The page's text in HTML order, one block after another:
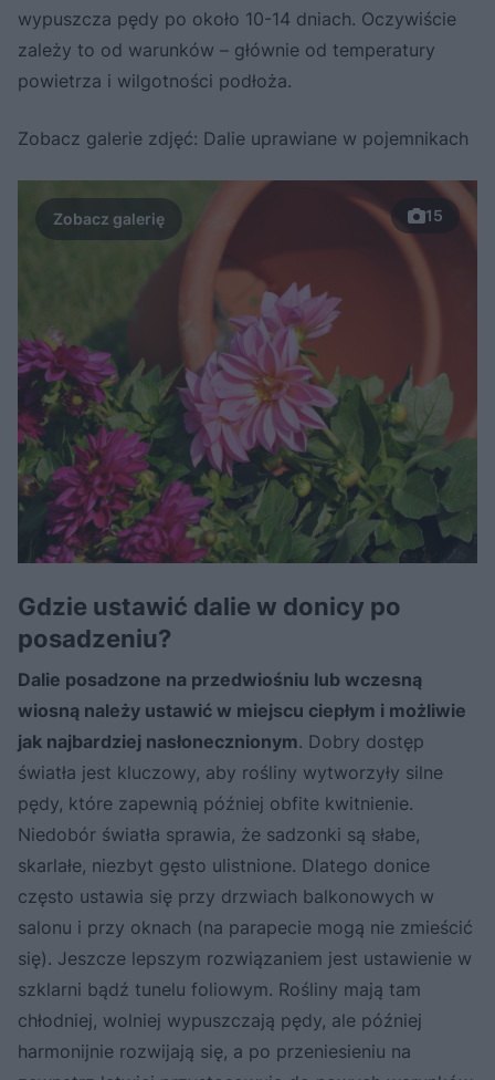
wypuszcza pędy po około 10-14 dniach. Oczywiście
zależy to od warunków – głównie od temperatury
powietrza i wilgotności podłoża.
Zobacz galerie zdjęć: Dalie uprawiane w pojemnikach
15
Gdzie ustawić dalie w donicy po
posadzeniu?
Dalie posadzone na przedwiośniu lub wczesną
wiosną należy ustawić w miejscu ciepłym i możliwie
jak najbardziej nasłonecznionym. Dobry dostęp
światła jest kluczowy, aby rośliny wytworzyły silne
pędy, które zapewnią później obfite kwitnienie.
Niedobór światła sprawia, że sadzonki są słabe,
skarlałe, niezbyt gęsto ulistnione. Dlatego donice
często ustawia się przy drzwiach balkonowych w
salonu i przy oknach (na parapecie mogą nie zmieścić
się). Jeszcze lepszym rozwiązaniem jest ustawienie w
szklarni bądź tunelu foliowym. Rośliny mają tam
chłodniej, wolniej wypuszczają pędy, ale później
harmonijnie rozwijają się, a po przeniesieniu na